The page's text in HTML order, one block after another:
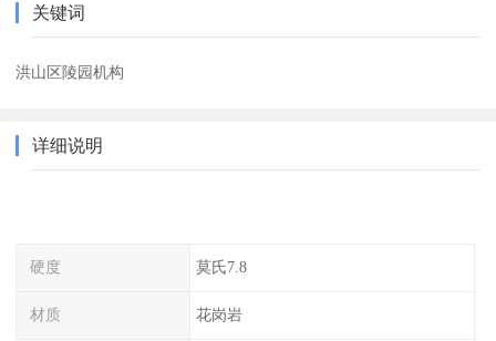
关键词
洪山区陵园机构
详细说明
硬度 莫氏7.8
材质 花岗岩